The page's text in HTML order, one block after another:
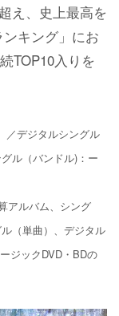
え、史上最高を
キング」にお
TOP10入りを
／デジタルシングル
ル（バンドル)：ー
アルバム、シング
（単曲）、デジタル
ジックDVD・BDの